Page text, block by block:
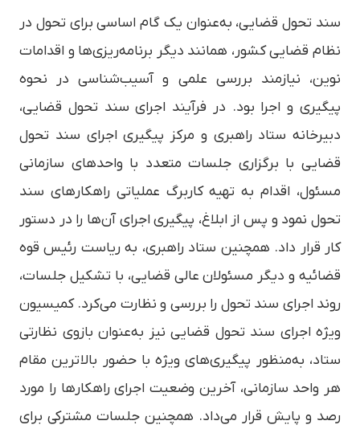
سند تحول قضایی، به‌عنوان یک گام اساسی برای تحول در
نظام قضایی کشور، همانند دیگر برنامه‌ریزی‌ها و اقدامات
نوین، نیازمند بررسی علمی و آسیب‌شناسی در نحوه
پیگیری و اجرا بود. در فرآیند اجرای سند تحول قضایی،
دبیرخانه ستاد راهبری و مرکز پیگیری اجرای سند تحول
قضایی با برگزاری جلسات متعدد با واحدهای سازمانی
مسئول، اقدام به تهیه کاربرگ عملیاتی راهکارهای سند
تحول نمود و پس از ابلاغ، پیگیری اجرای آن‌ها را در دستور
کار قرار داد. همچنین ستاد راهبری، به ریاست رئیس قوه
قضائیه و دیگر مسئولان عالی قضایی، با تشکیل جلسات،
روند اجرای سند تحول را بررسی و نظارت می‌کرد. کمیسیون
ویژه اجرای سند تحول قضایی نیز به‌عنوان بازوی نظارتی
ستاد، به‌منظور پیگیری‌های ویژه با حضور بالاترین مقام
هر واحد سازمانی، آخرین وضعیت اجرای راهکارها را مورد
رصد و پایش قرار می‌داد. همچنین جلسات مشترکی برای